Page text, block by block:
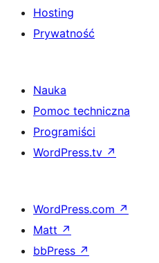
Hosting
Prywatność
Nauka
Pomoc techniczna
Programiści
WordPress.tv ↗
WordPress.com ↗
Matt ↗
bbPress ↗